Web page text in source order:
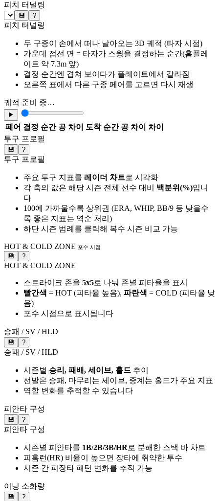
피치 터널링
💾 ?
피치 터널링
두 구종이 손에서 떠나 날아오는 3D 궤적 (타자 시점)
가운데 점선 면 = 타자가 스윙을 결정하는 순간(홈플레
이트 약 7.3m 앞)
결정 순간엔 겹쳐 보이다가 플레이트에서 갈라짐
오른쪽 표에서 다른 구종 페어를 고르면 다시 재생
궤적 준비 중…
▶
페어 결정 순간 공 차이 도착 순간 공 차이
차이
투구 프로필
💾 ?
투구 프로필
주요 투구 지표를 레이더 차트로 시각화
각 축의 값은 해당 시즌 전체 선수 대비 백분위(%)입니
다
100에 가까울수록 상위권 (ERA, WHIP, BB/9 등 낮을수
록 좋은 지표는 역순 처리)
하단 시즌 범례를 클릭해 복수 시즌 비교 가능
HOT & COLD ZONE 포수 시점
💾 ?
HOT & COLD ZONE
스트라이크 존을 5x5로 나눠 존별 피타율을 표시
빨간색 = HOT (피타율 높음), 파란색 = COLD (피타율 낮
음)
포수 시점으로 표시됩니다
승패 / SV / HLD
💾 ?
승패 / SV / HLD
시즌별 승리, 패배, 세이브, 홀드 추이
선발은 승패, 마무리는 세이브, 중계는 홀드가 주요 지표
역할 변화를 추적할 수 있습니다
피안타 구성
💾 ?
피안타 구성
시즌별 피안타를 1B/2B/3B/HR로 분해한 스택 바 차트
피홈런(HR) 비율이 높으면 장타에 취약한 투수
시즌 간 피장타 패턴 변화를 추적 가능
이닝 소화량
💾 ?